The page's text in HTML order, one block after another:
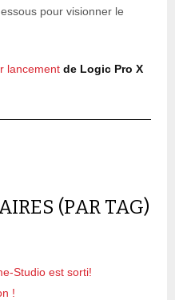
pour visionner le
lancement de Logic Pro X
(PAR TAG)
Studio est sorti!
!